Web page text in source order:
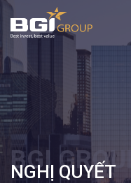
BGI GROUP
NGHỊ QUYẾT